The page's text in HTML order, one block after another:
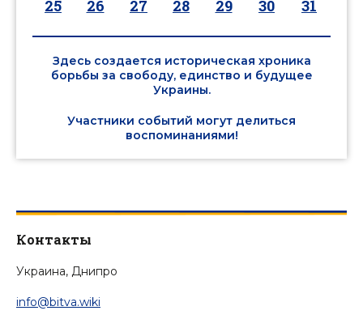
25
26 27 28 29 30 31
Здесь создается историческая хроника
борьбы за свободу, единство и будущее
Украины.
Участники событий могут делиться
воспоминаниями!
Контакты
Украина, Днипро
info@bitva.wiki